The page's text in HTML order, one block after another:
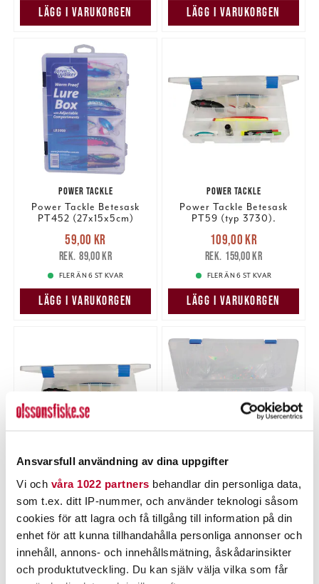
Ansvarsfull användning av dina uppgifter
Vi och våra 1022 partners behandlar din personliga data,
som t.ex. ditt IP-nummer, och använder teknologi såsom
cookies för att lagra och få tillgång till information på din
enhet för att kunna tillhandahålla personliga annonser och
innehåll, annons- och innehållsmätning, åskådarinsikter
och produktutveckling. Du kan själv välja vilka som får
LÄGG I VARUKORGEN LÄGG I VARUKORGEN
POWER TACKLE
Power Tackle Betesask
PT452 (27x15x5cm)
Nuvarande pris
59,00 krTidigare pris
89,00 kr
59,00 kr
89,00 kr
FLER ÄN 6 ST KVAR
LÄGG I VARUKORGEN
POWER TACKLE
Power Tackle Betesask
PT59 (typ 3730).
Nuvarande pris
109,00 krTidigare pris
159,00 kr
109,00 kr
159,00 kr
FLER ÄN 6 ST KVAR
LÄGG I VARUKORGEN
POWER TACKLE
Power Tackle Betesask
PT59 (2st)
Nuvarande pris:
199,00 kr Tidigare pris:
318,00 kr
199,00 kr
FLER ÄN 6 ST KVAR
POWER TACKLE
Power Tackle Betesask
PT60 (36x22x8)
Nuvarande pris:
95,00 krTidigare pris :
119,00 kr
95,00 kr
TILLFÄLLIGT SLUT